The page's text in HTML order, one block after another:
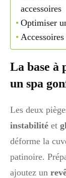
accessoires
Optimiser
La base à
un spa
Les deux
instabilité et
déforme la
patinoire.
ajoutez un